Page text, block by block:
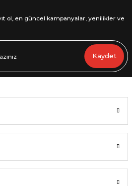
Gönder
ol, en güncel kampanyalar, yenilikler ve
Kaydet